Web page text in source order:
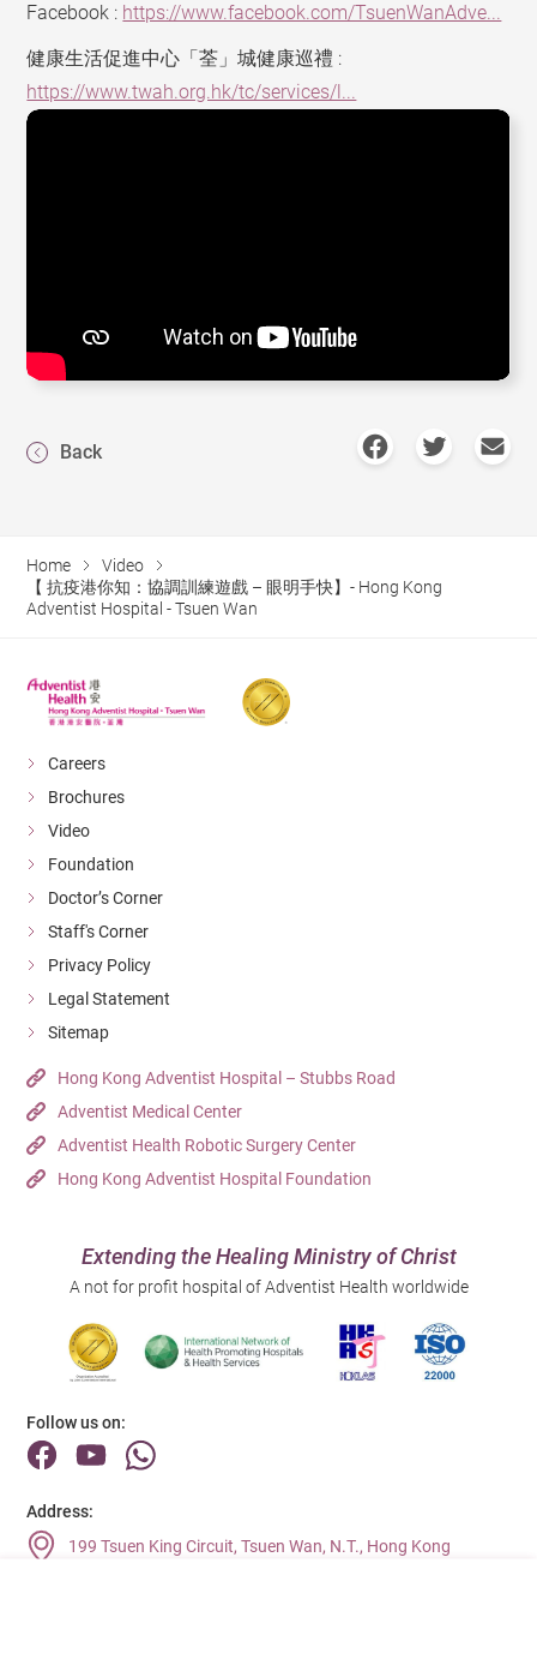
Facebook : https://www.facebook.com/TsuenWanAdve...
健康生活促進中心「荃」城健康巡禮 :
https://www.twah.org.hk/tc/services/l...
Back
Home
Video
【 抗疫港你知：協調訓練遊戲 – 眼明手快】- Hong Kong
Adventist Hospital - Tsuen Wan
Careers
Brochures
Video
Foundation
Doctor’s Corner
Staff's Corner
Privacy Policy
Legal Statement
Sitemap
Hong Kong Adventist Hospital – Stubbs Road
Adventist Medical Center
Adventist Health Robotic Surgery Center
Hong Kong Adventist Hospital Foundation
Extending the Healing Ministry of Christ
A not for profit hospital of Adventist Health worldwide
Follow us on:
Address:
199 Tsuen King Circuit, Tsuen Wan, N.T., Hong Kong